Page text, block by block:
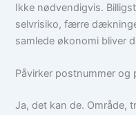
Ikke nødvendigvis.
selvrisiko, færre
samlede økonomi bliver
Påvirker postnummer og
Ja, det kan de. Område,